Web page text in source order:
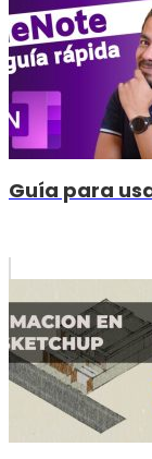
Guía para